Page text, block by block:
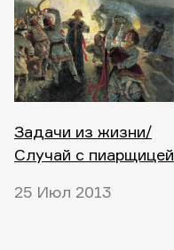
Задачи из жизни/
Случай с пиарщицей
25 Июл 2013